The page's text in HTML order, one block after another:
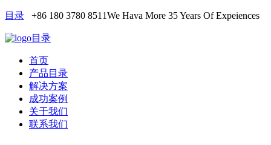
目录 +86 180 3780 8511We Hava More 35 Years Of Expeiences
目录
首页
产品目录
解决方案
成功案例
关于我们
联系我们